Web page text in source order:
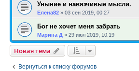
Уныние и навязчивые мысли.
Елена82 » 03 сен 2019, 00:27
Бог не хочет меня забрать
Марина Д » 29 июл 2019, 10:19
Новая тема
Вернуться к списку форумов